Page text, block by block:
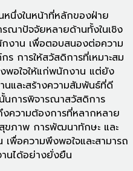
หนึ่งในหน้าที่หลักของฝ่าย
ณาปัจจัยหลายด้านทั้งในเชิง
งาน เพื่อตอบสนองต่อความ
การให้สวัสดิการที่เหมาะสม
พอใจให้แก่พนักงาน แต่ยัง
นและสร้างความสัมพันธ์ที่ดี
นการพิจารณาสวัสดิการ
ความต้องการที่หลากหลาย
ขภาพ การพัฒนาทักษะ และ
เพื่อความพึงพอใจและสามารถ
นได้อย่างยั่งยืน